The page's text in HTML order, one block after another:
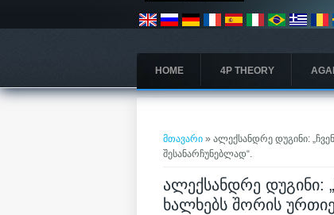
HOME 4P THEORY
მთავარი » ალექსანდრე დუგინი:
შესანარჩუნებლად“.
ალექსანდრე
ხალხებს შორის